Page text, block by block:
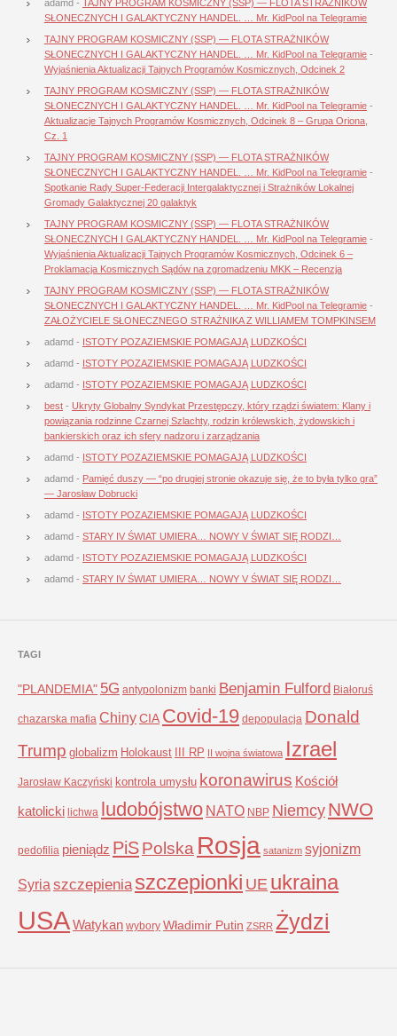
adamd -
TAJNY PROGRAM KOSMICZNY (SSP) — FLOTA STRAŻNIKÓW
SŁONECZNYCH I GALAKTYCZNY HANDEL. … Mr. KidPool na Telegramie
TAJNY PROGRAM KOSMICZNY (SSP) — FLOTA STRAŻNIKÓW
SŁONECZNYCH I GALAKTYCZNY HANDEL. … Mr. KidPool na Telegramie -
Wyjaśnienia Aktualizacji Tajnych Programów Kosmicznych, Odcinek 2
TAJNY PROGRAM KOSMICZNY (SSP) — FLOTA STRAŻNIKÓW
SŁONECZNYCH I GALAKTYCZNY HANDEL. … Mr. KidPool na Telegramie -
Aktualizacje Tajnych Programów Kosmicznych, Odcinek 8 – Grupa Oriona,
Cz. 1
TAJNY PROGRAM KOSMICZNY (SSP) — FLOTA STRAŻNIKÓW
SŁONECZNYCH I GALAKTYCZNY HANDEL. … Mr. KidPool na Telegramie -
Spotkanie Rady Super-Federacji Intergalaktycznej i Strażników Lokalnej
Gromady Galaktycznej 20 galaktyk
TAJNY PROGRAM KOSMICZNY (SSP) — FLOTA STRAŻNIKÓW
SŁONECZNYCH I GALAKTYCZNY HANDEL. … Mr. KidPool na Telegramie -
Wyjaśnienia Aktualizacji Tajnych Programów Kosmicznych, Odcinek 6 –
Proklamacja Kosmicznych Sądów na zgromadzeniu MKK – Recenzja
TAJNY PROGRAM KOSMICZNY (SSP) — FLOTA STRAŻNIKÓW
SŁONECZNYCH I GALAKTYCZNY HANDEL. … Mr. KidPool na Telegramie -
ZAŁOŻYCIELE SŁONECZNEGO STRAŻNIKA Z WILLIAMEM TOMPKINSEM
adamd - ISTOTY POZAZIEMSKIE POMAGAJĄ LUDZKOŚCI
adamd - ISTOTY POZAZIEMSKIE POMAGAJĄ LUDZKOŚCI
adamd - ISTOTY POZAZIEMSKIE POMAGAJĄ LUDZKOŚCI
best - Ukryty Globalny Syndykat Przestępczy, który rządzi światem: Klany i
powiązania rodzinne Czarnej Szlachty, rodzin królewskich, żydowskich i
bankierskich oraz ich sfery nadzoru i zarządzania
adamd - ISTOTY POZAZIEMSKIE POMAGAJĄ LUDZKOŚCI
adamd - Pamięć duszy — “po drugiej stronie okazuje się, że to była tylko gra”
— Jarosław Dobrucki
adamd - ISTOTY POZAZIEMSKIE POMAGAJĄ LUDZKOŚCI
adamd - STARY IV ŚWIAT UMIERA… NOWY V ŚWIAT SIĘ RODZI…
adamd - ISTOTY POZAZIEMSKIE POMAGAJĄ LUDZKOŚCI
adamd - STARY IV ŚWIAT UMIERA… NOWY V ŚWIAT SIĘ RODZI…
TAGI
"PLANDEMIA" 5G antypolonizm banki Benjamin Fulford Białoruś
chazarska mafia ChinyCIA Covid-19 depopulacja Donald
Trump globalizm Holokaust III RP II wojna światowa Izrael
Jarosław Kaczyński kontrola umysłu koronawirus Kościół
katolicki lichwa ludobójstwo NATO NBP NiemcyNWO
pedofilia pieniądz PiSPolska Rosja satanizm syjonizm
Syria szczepienia szczepionki UE ukraina
USAWatykan wybory Władimir Putin ZSRR Żydzi